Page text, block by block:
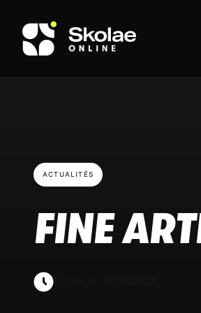
Skip to content
ACTUALITÉS
FINE